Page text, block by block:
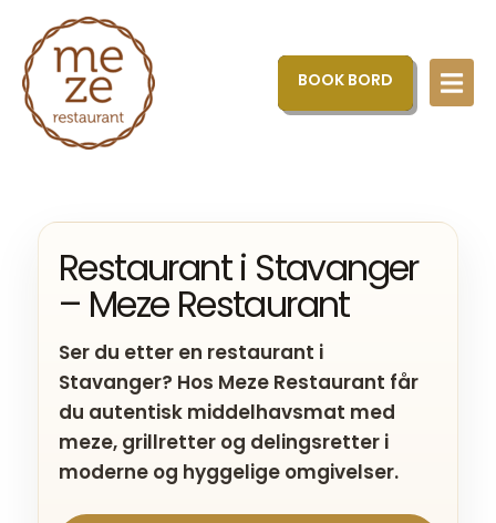
BOOK BORD
Restaurant i Stavanger
– Meze Restaurant
Ser du etter en restaurant i
Stavanger? Hos Meze Restaurant får
du autentisk middelhavsmat med
meze, grillretter og delingsretter i
moderne og hyggelige omgivelser.